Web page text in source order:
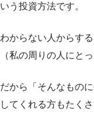
いう投資方法です。
わからない人からす
（私の周りの人にとっ
だから「そんなもの
してくれる方もたくさ